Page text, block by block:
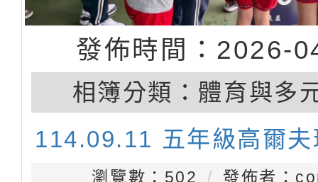
發佈時間：2026-
相簿分類： 體育與多
114.09.11 五年級高爾夫
瀏覽數：502 發佈者：